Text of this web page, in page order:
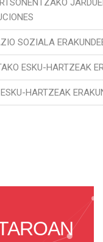
SOZIALA
ESKU-HARTZEAK
HARTZEAK